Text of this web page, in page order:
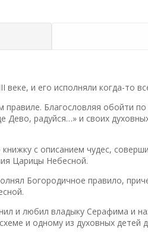
и его исполняли когда-то
Благословляя обойти по
радуйся…» и своих
с описанием чудес,
Царицы Небесной.
Богородичное правило,
и любил владыку Серафима и
и одному из духовных детей